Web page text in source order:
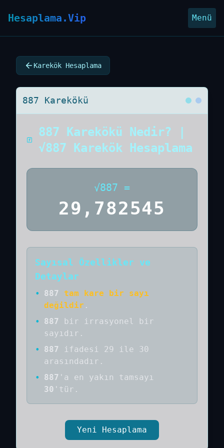
Hesaplama.Vip Menü
Karekök Hesaplama
887 Karekökü
887 Karekökü Nedir? |
√887 Karekök Hesaplama
√887 =
29,782545
Sayısal Özellikler ve
Detaylar
• 887
tam kare bir sayı
değildir .
•
887 bir
irrasyonel bir
sayıdır .
•
887
ifadesi 29 ile 30
arasındadır.
•
887 'a en yakın tamsayı
30 'tür.
Yeni Hesaplama